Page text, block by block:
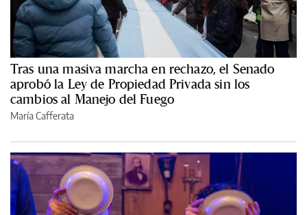
Tras una masiva marcha en rechazo, el Senado
aprobó la Ley de Propiedad Privada sin los
cambios al Manejo del Fuego
María Cafferata